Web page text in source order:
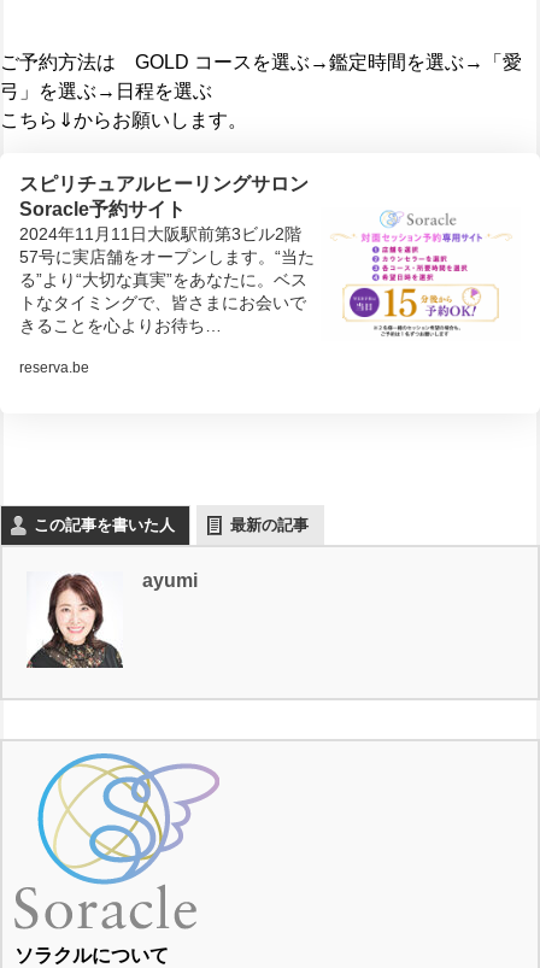
ご予約方法は GOLD コースを選ぶ→鑑定時間を選ぶ→「愛
弓」を選ぶ→日程を選ぶ
こちら⇓からお願いします。
スピリチュアルヒーリングサロン
Soracle予約サイト
2024年11月11日大阪駅前第3ビル2階
57号に実店舗をオープンします。“当た
る”より“大切な真実”をあなたに。ベス
トなタイミングで、皆さまにお会いで
きることを心よりお待ち…
reserva.be
この記事を書いた人 最新の記事
ayumi
ソラクルについて